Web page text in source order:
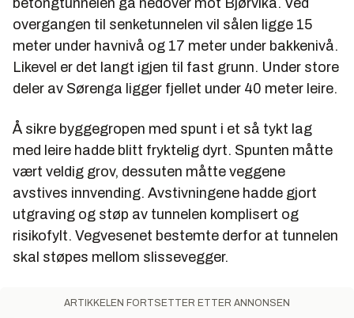
overgangen til senketunnelen vil sålen ligge 15
meter under havnivå og 17 meter under bakkenivå.
Likevel er det langt igjen til fast grunn. Under store
deler av Sørenga ligger fjellet under 40 meter leire.
Å sikre byggegropen med spunt i et så tykt lag
med leire hadde blitt fryktelig dyrt. Spunten måtte
vært veldig grov, dessuten måtte veggene
avstives innvending. Avstivningene hadde gjort
utgraving og støp av tunnelen komplisert og
risikofylt. Vegvesenet bestemte derfor at tunnelen
skal støpes mellom slissevegger.
ARTIKKELEN FORTSETTER ETTER ANNONSEN